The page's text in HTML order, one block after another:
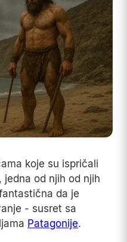
koje su ispričali
od njih od njih
da je
- susret sa
Patagonije.